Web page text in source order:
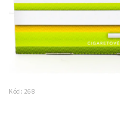
Kód: 268